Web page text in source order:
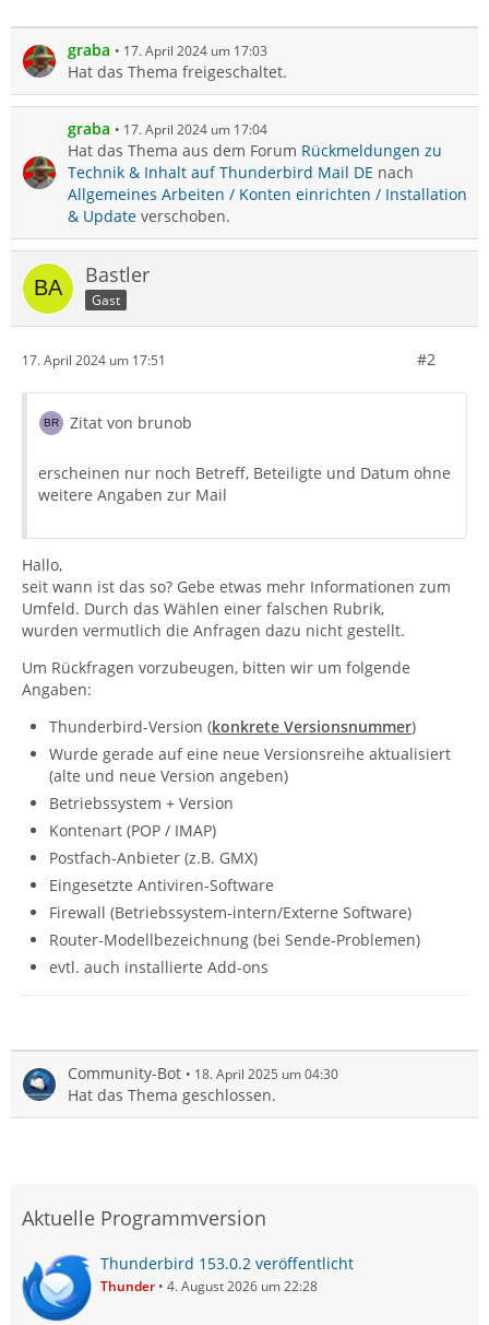
graba 17. April 2024 um 17:03
Hat das Thema freigeschaltet.
graba 17. April 2024 um 17:04
Hat das Thema aus dem Forum Rückmeldungen zu
Technik & Inhalt auf Thunderbird Mail DE nach
Allgemeines Arbeiten / Konten einrichten / Installation
& Update verschoben.
Bastler
Gast
17. April 2024 um 17:51 #2
Zitat von brunob
erscheinen nur noch Betreff, Beteiligte und Datum ohne
weitere Angaben zur Mail
Hallo,
seit wann ist das so? Gebe etwas mehr Informationen zum
Umfeld. Durch das Wählen einer falschen Rubrik,
wurden vermutlich die Anfragen dazu nicht gestellt.
Um Rückfragen vorzubeugen, bitten wir um folgende
Angaben:
Thunderbird-Version (konkrete Versionsnummer)
Wurde gerade auf eine neue Versionsreihe aktualisiert
(alte und neue Version angeben)
Betriebssystem + Version
Kontenart (POP / IMAP)
Postfach-Anbieter (z.B. GMX)
Eingesetzte Antiviren-Software
Firewall (Betriebssystem-intern/Externe Software)
Router-Modellbezeichnung (bei Sende-Problemen)
evtl. auch installierte Add-ons
Community-Bot 18. April 2025 um 04:30
Hat das Thema geschlossen.
Aktuelle Programmversion
Thunderbird 153.0.2 veröffentlicht
Thunder 4. August 2026 um 22:28